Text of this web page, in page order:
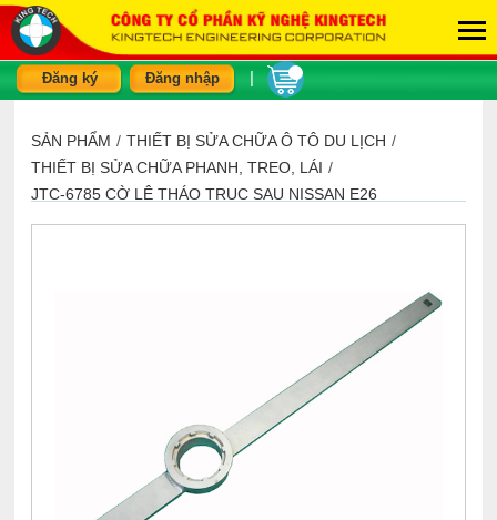
Đăng ký Đăng nhập
SẢN PHẨM / THIẾT BỊ SỬA CHỮA Ô TÔ DU LỊCH /
THIẾT BỊ SỬA CHỮA PHANH, TREO, LÁI /
JTC-6785 CỜ LÊ THÁO TRỤC SAU NISSAN E26